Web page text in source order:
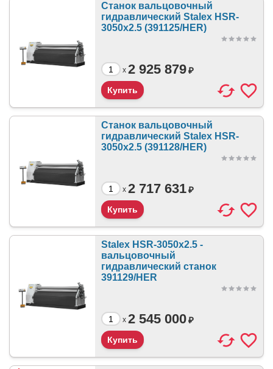
Станок вальцовочный
гидравлический Stalex HSR-
3050x2.5 (391125/HER)
x 2 925 879₽
Станок вальцовочный
гидравлический Stalex HSR-
3050x2.5 (391128/HER)
x 2 717 631₽
Stalex HSR-3050x2.5 -
вальцовочный
гидравлический станок
391129/HER
x 2 545 000₽